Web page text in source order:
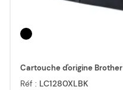
Cartouche d'origine Brother
Réf : LC1280XLBK